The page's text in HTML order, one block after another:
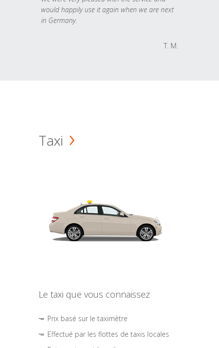
would happily use it again when we are next
in Germany.
T. M.
Taxi
Le taxi que vous connaissez
Prix basé sur le taximètre
Effectué par les flottes de taxis locales